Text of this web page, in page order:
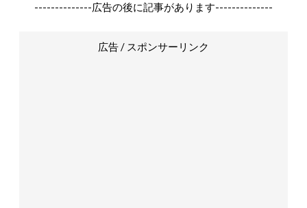
--------------広告の後に記事があります--------------
広告 / スポンサーリンク